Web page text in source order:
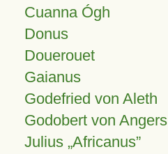
Cuanna Ógh
Donus
Douerouet
Gaianus
Godefried von Aleth
Godobert von Angers
Julius Africanus